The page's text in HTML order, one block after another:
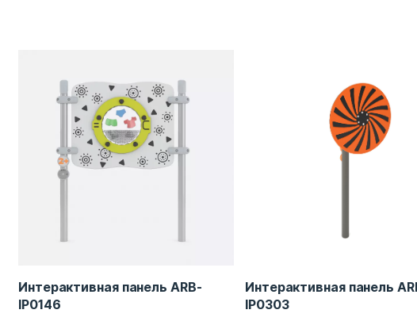
Интерактивная панель ARB-
IP0146
Интерактивная панель
IP0303